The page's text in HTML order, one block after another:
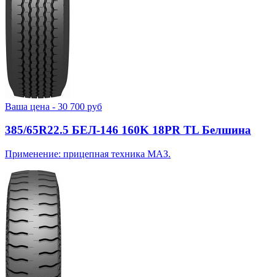
Ваша цена - 30 700 руб
385/65R22.5 БЕЛ-146 160K 18PR TL Белшина
Применение: прицепная техника МАЗ.